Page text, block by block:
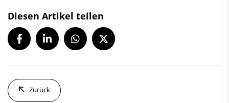
Diesen Artikel teilen
Zurück